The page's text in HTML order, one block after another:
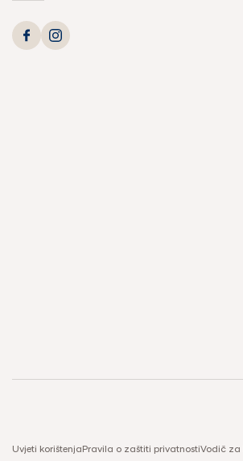
Uvjeti korištenja Pravila o zaštiti privatnostiVodič za